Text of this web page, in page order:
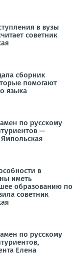
в вузы
советник
сборник
помогают
языка
по русскому
—
в
иметь
образованию по
советник
по русскому
Елена